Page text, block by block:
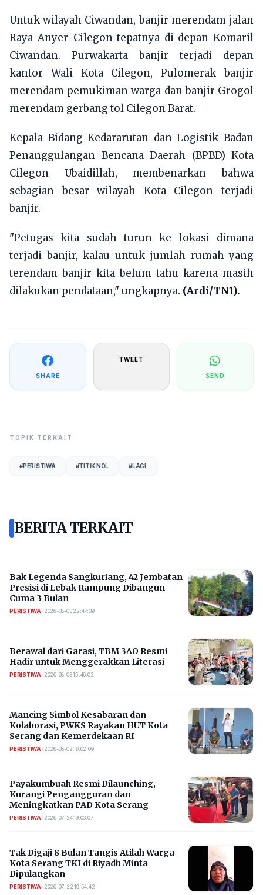
Untuk wilayah Ciwandan, banjir merendam jalan
Raya Anyer-Cilegon tepatnya di depan Komaril
Ciwandan. Purwakarta banjir terjadi depan
kantor Wali Kota Cilegon, Pulomerak banjir
merendam pemukiman warga dan banjir Grogol
merendam gerbang tol Cilegon Barat.
Kepala Bidang Kedararutan dan Logistik Badan
Penanggulangan Bencana Daerah (BPBD) Kota
Cilegon Ubaidillah, membenarkan bahwa
sebagian besar wilayah Kota Cilegon terjadi
banjir.
"Petugas kita sudah turun ke lokasi dimana
terjadi banjir, kalau untuk jumlah rumah yang
terendam banjir kita belum tahu karena masih
dilakukan pendataan," ungkapnya. (Ardi/TN1).
SHARE
TWEET
SEND
TOPIK TERKAIT
#PERISTIWA #TITIK NOL #LAGI,
BERITA TERKAIT
Bak Legenda Sangkuriang, 42 Jembatan
Presisi di Lebak Rampung Dibangun
Cuma 3 Bulan
PERISTIWA• 2026-08-03 22:47:39
Berawal dari Garasi, TBM 3AO Resmi
Hadir untuk Menggerakkan Literasi
PERISTIWA• 2026-08-03 15:46:02
Mancing Simbol Kesabaran dan
Kolaborasi, PWKS Rayakan HUT Kota
Serang dan Kemerdekaan RI
PERISTIWA• 2026-08-02 16:02:09
Payakumbuah Resmi Dilaunching,
Kurangi Pengangguran dan
Meningkatkan PAD Kota Serang
PERISTIWA• 2026-07-24 19:03:07
​Tak Digaji 8 Bulan Tangis Atilah Warga
Kota Serang TKI di Riyadh Minta
Dipulangkan
PERISTIWA• 2026-07-22 19:54:42